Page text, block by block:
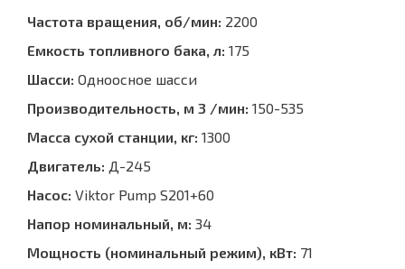
Частота вращения, об/мин: 2200
Емкость топливного бака, л: 175
Шасси: Одноосное шасси
Производительность, м 3 /мин: 150-535
Масса сухой станции, кг: 1300
Двигатель: Д-245
Насос: Viktor Pump S201+60
Напор номинальный, м: 34
Мощность (номинальный режим), кВт: 71